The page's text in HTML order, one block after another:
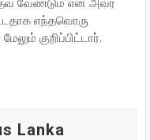
எந்தவொரு
குறிப்பிட்டார்.
Lanka